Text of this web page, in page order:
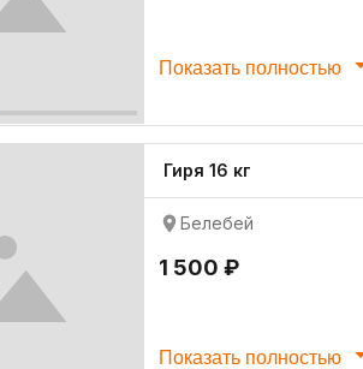
Показать полностью
Гиря 16 кг
Белебей
1 500 ₽
Показать полностью